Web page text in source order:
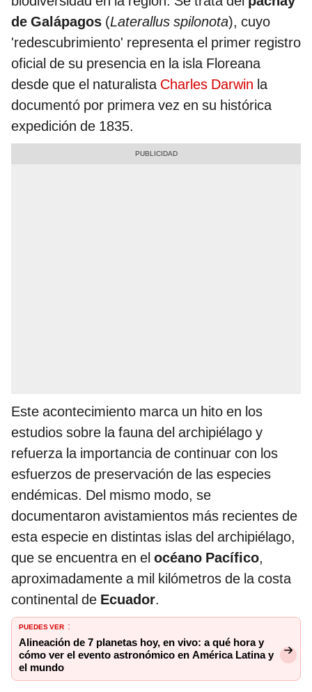
de Galápagos (Laterallus spilonota), cuyo
'redescubrimiento' representa el primer registro
oficial de su presencia en la isla Floreana
desde que el naturalista Charles Darwin la
documentó por primera vez en su histórica
expedición de 1835.
Este acontecimiento marca un hito en los
estudios sobre la fauna del archipiélago y
refuerza la importancia de continuar con los
esfuerzos de preservación de las especies
endémicas. Del mismo modo, se
documentaron avistamientos más recientes de
esta especie en distintas islas del archipiélago,
que se encuentra en el océano Pacífico,
aproximadamente a mil kilómetros de la costa
continental de Ecuador.
PUEDES VER :
Alineación de 7 planetas hoy, en vivo: a qué hora y
cómo ver el evento astronómico en América Latina y
el mundo